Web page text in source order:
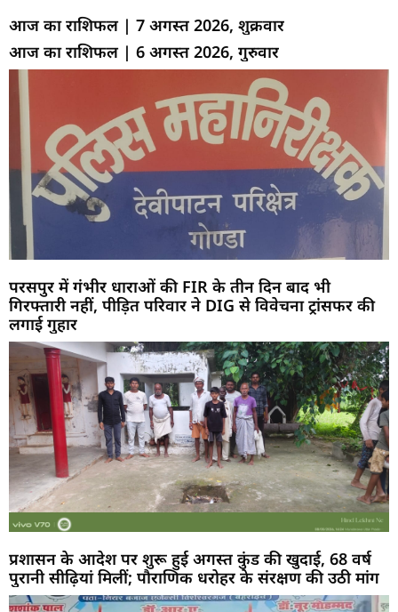
आज का राशिफल | 7 अगस्त 2026, शुक्रवार
आज का राशिफल | 6 अगस्त 2026, गुरुवार
परसपुर में गंभीर धाराओं की FIR के तीन दिन बाद भी
गिरफ्तारी नहीं, पीड़ित परिवार ने DIG से विवेचना ट्रांसफर की
लगाई गुहार
प्रशासन के आदेश पर शुरू हुई अगस्त कुंड की खुदाई, 68 वर्ष
पुरानी सीढ़ियां मिलीं; पौराणिक धरोहर के संरक्षण की उठी मांग